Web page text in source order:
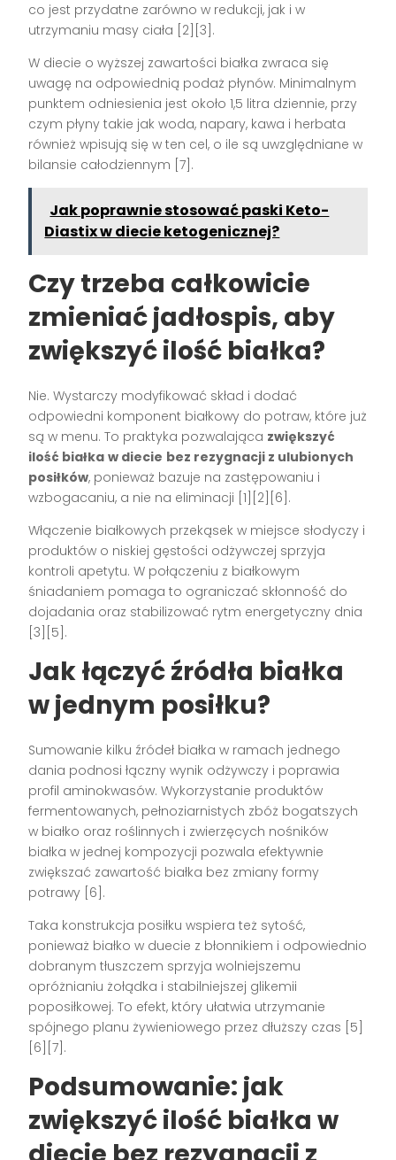
co jest przydatne zarówno w redukcji, jak i w
utrzymaniu masy ciała [2][3].
W diecie o wyższej zawartości białka zwraca się
uwagę na odpowiednią podaż płynów. Minimalnym
punktem odniesienia jest około 1,5 litra dziennie, przy
czym płyny takie jak woda, napary, kawa i herbata
również wpisują się w ten cel, o ile są uwzględniane w
bilansie całodziennym [7].
Jak poprawnie stosować paski Keto-
Diastix w diecie ketogenicznej?
Czy trzeba całkowicie
zmieniać jadłospis, aby
zwiększyć ilość białka?
Nie. Wystarczy modyfikować skład i dodać
odpowiedni komponent białkowy do potraw, które już
są w menu. To praktyka pozwalająca zwiększyć
ilość białka w diecie bez rezygnacji z ulubionych
posiłków, ponieważ bazuje na zastępowaniu i
wzbogacaniu, a nie na eliminacji [1][2][6].
Włączenie białkowych przekąsek w miejsce słodyczy i
produktów o niskiej gęstości odżywczej sprzyja
kontroli apetytu. W połączeniu z białkowym
śniadaniem pomaga to ograniczać skłonność do
dojadania oraz stabilizować rytm energetyczny dnia
[3][5].
Jak łączyć źródła białka
w jednym posiłku?
Sumowanie kilku źródeł białka w ramach jednego
dania podnosi łączny wynik odżywczy i poprawia
profil aminokwasów. Wykorzystanie produktów
fermentowanych, pełnoziarnistych zbóż bogatszych
w białko oraz roślinnych i zwierzęcych nośników
białka w jednej kompozycji pozwala efektywnie
zwiększać zawartość białka bez zmiany formy
potrawy [6].
Taka konstrukcja posiłku wspiera też sytość,
ponieważ białko w duecie z błonnikiem i odpowiednio
dobranym tłuszczem sprzyja wolniejszemu
opróżnianiu żołądka i stabilniejszej glikemii
poposiłkowej. To efekt, który ułatwia utrzymanie
spójnego planu żywieniowego przez dłuższy czas [5]
[6][7].
Podsumowanie: jak
zwiększyć ilość białka w